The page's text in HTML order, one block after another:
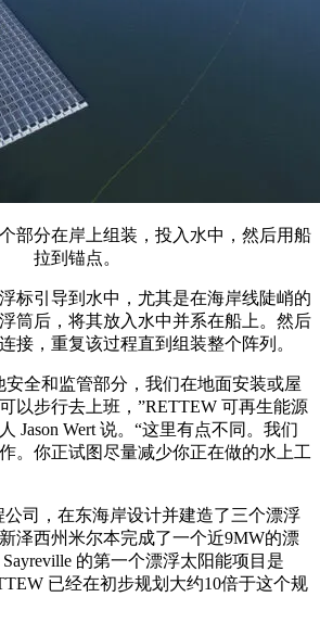
部分在岸上组装，投入水中，然后用船
拉到锚点。
标引导到水中，尤其是在海岸线陡峭的
筒后，将其放入水中并系在船上。然后
接，重复该过程直到组装整个阵列。
安全和监管部分，我们在地面安装或屋
以步行去上班，”RETTEW 可再生能源
Jason Wert 说。“这里有点不同。我们
。你正试图尽量减少你正在做的水上工
公司，在东海岸设计并建造了三个漂浮
泽西州米尔本完成了一个近9MW的漂
的第一个漂浮太阳能项目是
已经在初步规划大约10倍于这个规